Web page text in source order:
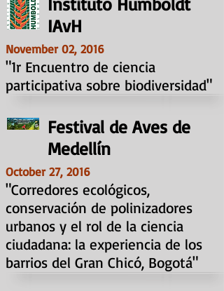
IAvH
November 02, 2016
"1r Encuentro de ciencia
participativa sobre biodiversidad"
Festival de Aves de
Medellín
October 27, 2016
"Corredores ecológicos,
conservación de polinizadores
urbanos y el rol de la ciencia
ciudadana: la experiencia de los
barrios del Gran Chicó, Bogotá"